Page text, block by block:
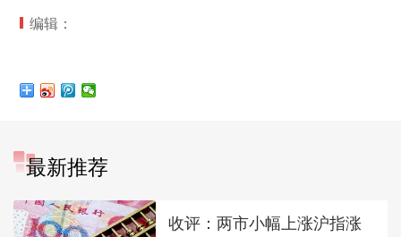
编辑：
最新推荐
收评：两市小幅上涨沪指涨